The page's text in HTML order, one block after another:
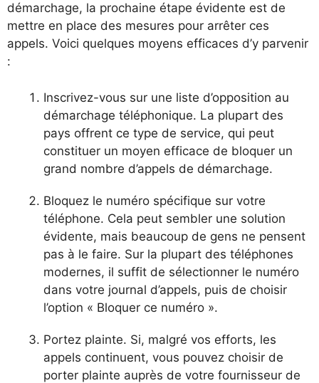
démarchage, la prochaine étape évidente est de
mettre en place des mesures pour arrêter ces
appels. Voici quelques moyens efficaces d’y parvenir
:
Inscrivez-vous sur une liste d’opposition au
démarchage téléphonique. La plupart des
pays offrent ce type de service, qui peut
constituer un moyen efficace de bloquer un
grand nombre d’appels de démarchage.
Bloquez le numéro spécifique sur votre
téléphone. Cela peut sembler une solution
évidente, mais beaucoup de gens ne pensent
pas à le faire. Sur la plupart des téléphones
modernes, il suffit de sélectionner le numéro
dans votre journal d’appels, puis de choisir
l’option « Bloquer ce numéro ».
Portez plainte. Si, malgré vos efforts, les
appels continuent, vous pouvez choisir de
porter plainte auprès de votre fournisseur de